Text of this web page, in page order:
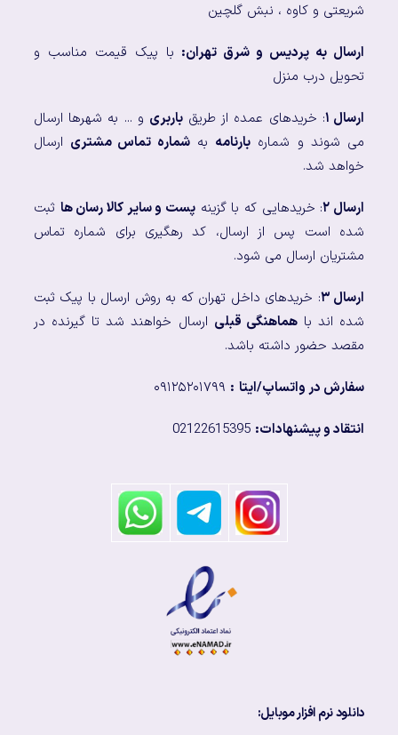
شریعتی و کاوه ، نبش گلچین
ارسال به پردیس و شرق تهران: با پیک قیمت مناسب و
تحویل درب منزل
ارسال ۱ : خریدهای عمده از طریقباربری و ... به شهرها ارسال
می شوند و شماره بارنامه بهشماره تماس مشتری ارسال
خواهد شد.
ارسال ۲ : خریدهایی که با گزینه پست و سایر کالا رسان ها ثبت
شده است پس از ارسال، کد رهگیری برای شماره تماس
مشتریان ارسال می شود.
ارسال ۳
: خریدهای داخل تهران که به روش ارسال با پیک ثبت
شده اند باهماهنگی قبلی ارسال خواهند شد تا گیرنده در
مقصد حضور داشته باشد.
سفارش در واتساپ/ایتا :
انتقاد و پیشنهادات:
دانلود نرم افزار موبایل: